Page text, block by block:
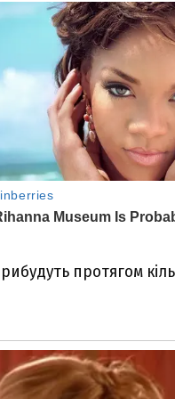
протягом